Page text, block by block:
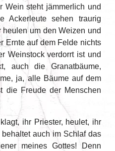
Wein steht jämmerlich und
Ackerleute sehen traurig
um den Weizen und
Ernte auf dem Felde nichts
Weinstock verdorrt ist und
auch die Granatbäume,
ja, alle Bäume auf dem
die Freude der Menschen
ihr Priester, heulet, ihr
auch im Schlaf das
meines Gottes! Denn